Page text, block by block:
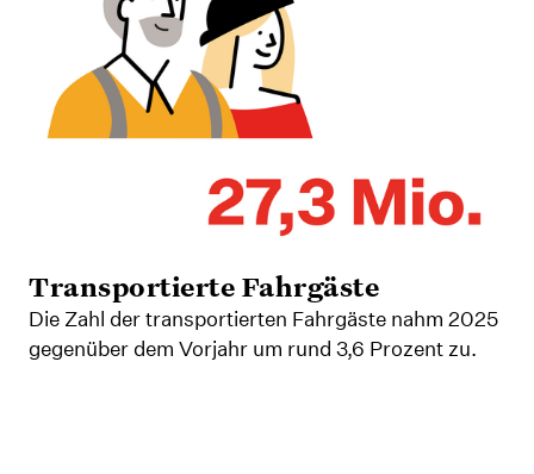
Transportierte Fahrgäste
Die Zahl der transportierten Fahrgäste nahm 2025
gegenüber dem Vorjahr um rund 3,6 Prozent zu.